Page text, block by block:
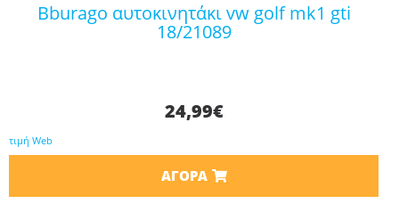
bburago αυτοκινητάκι vw golf mk1 gti
18/21089
24,99€
τιμή Web
ΑΓΟΡΆ